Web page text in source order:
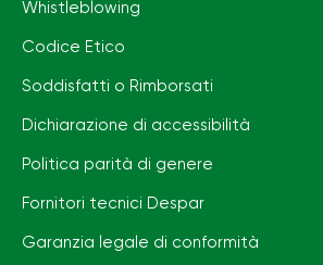
Whistleblowing
Codice Etico
Soddisfatti o Rimborsati
Dichiarazione di accessibilità
Politica parità di genere
Fornitori tecnici Despar
Garanzia legale di conformità